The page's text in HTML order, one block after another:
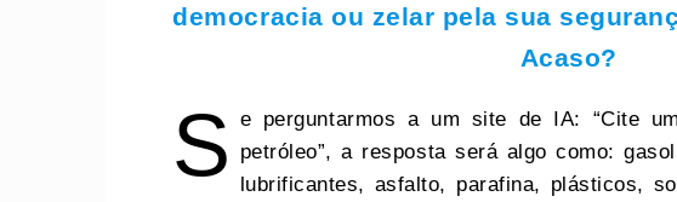
democracia ou zelar pela sua
Acaso?
S e perguntarmos a um site de IA: “Cite
petróleo”, a resposta será algo como:
lubrificantes, asfalto, parafina, plásticos,